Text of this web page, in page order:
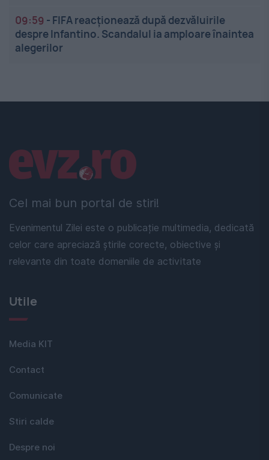
09:59 - FIFA reacționează după dezvăluirile
despre Infantino. Scandalul ia amploare înaintea
alegerilor
Cel mai bun portal de stiri!
Evenimentul Zilei este o publicație multimedia, dedicată
celor care apreciază știrile corecte, obiective și
relevante din toate domeniile de activitate
Linkuri utile
Utile
Media KIT
Contact
Comunicate
Stiri calde
Despre noi